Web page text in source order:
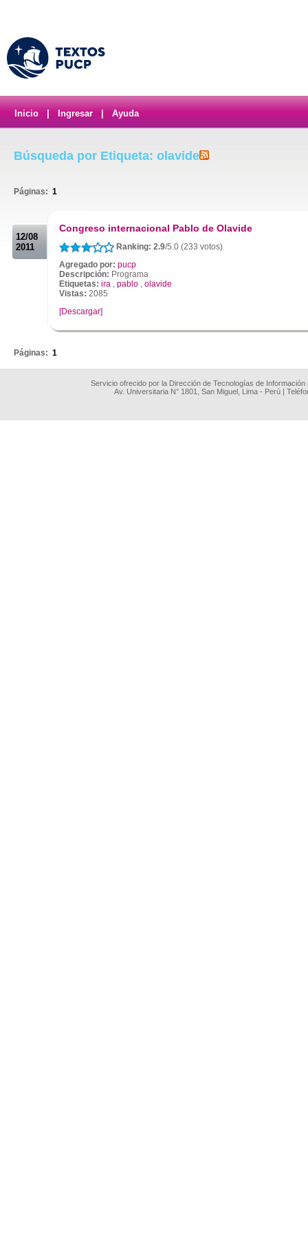
Inicio Ingresar Ayuda
Búsqueda por Etiqueta: olavide
Páginas: 1
12/08
2011
Congreso internacional Pablo de Olavide
Ranking: 2.9/5.0 (233 votos)
Agregado por: pucp
Descripción: Programa
Etiquetas: ira , pablo , olavide
Vistas: 2085
[Descargar]
Páginas: 1
Servicio ofrecido por la Dirección de Tecnologías de
Av. Universitaria N° 1801, San Miguel, Lima - Perú |